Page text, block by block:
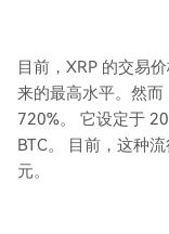
目前，XRP 的交易
来的最高水平。然
720%。 它设定于
BTC。 目前，这种
元。